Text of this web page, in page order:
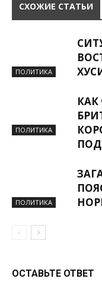
СХОЖИЕ СТАТЬИ
ПОЛИТИКА
ПОЛИТИКА
ПОЛИТИКА
ОСТАВЬТЕ ОТВЕТ